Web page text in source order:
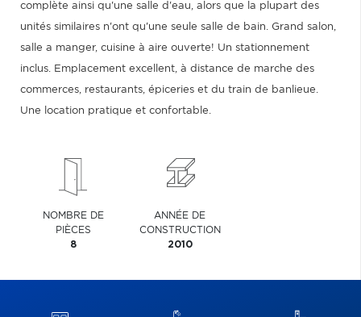
complète ainsi qu'une salle d'eau, alors que la plupart des
unités similaires n'ont qu'une seule salle de bain. Grand salon,
salle a manger, cuisine à aire ouverte! Un stationnement
inclus. Emplacement excellent, à distance de marche des
commerces, restaurants, épiceries et du train de banlieue.
Une location pratique et confortable.
NOMBRE DE
PIÈCES
8
ANNÉE DE
CONSTRUCTION
2010